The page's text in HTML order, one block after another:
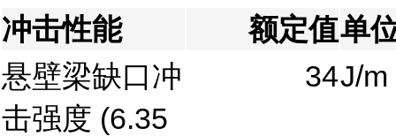
冲击性能 额定值单
悬壁梁缺口冲
击强度 (6.35
34J/m